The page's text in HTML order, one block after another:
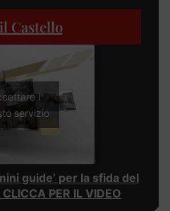
Castello
i
servizio
guide’ per la sfida del
PER IL VIDEO